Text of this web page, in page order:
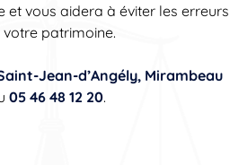
vous aidera à éviter les erreurs
patrimoine.
Jean-d’Angély, Mirambeau
05 46 48 12 20.